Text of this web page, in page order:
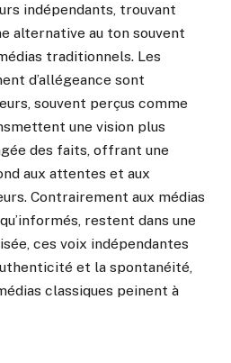
indépendants, trouvant
alternative au ton souvent
traditionnels. Les
d’allégeance sont
souvent perçus comme
une vision plus
des faits, offrant une
aux attentes et aux
Contrairement aux médias
restent dans une
ces voix indépendantes
et la spontanéité,
classiques peinent à